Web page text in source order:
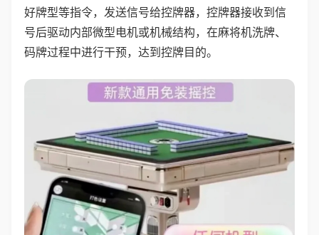
好牌型等指令，发送信号给控牌器，控牌器接收到信
号后驱动内部微型电机或机械结构，在麻将机洗牌、
码牌过程中进行干预，达到控牌目的。